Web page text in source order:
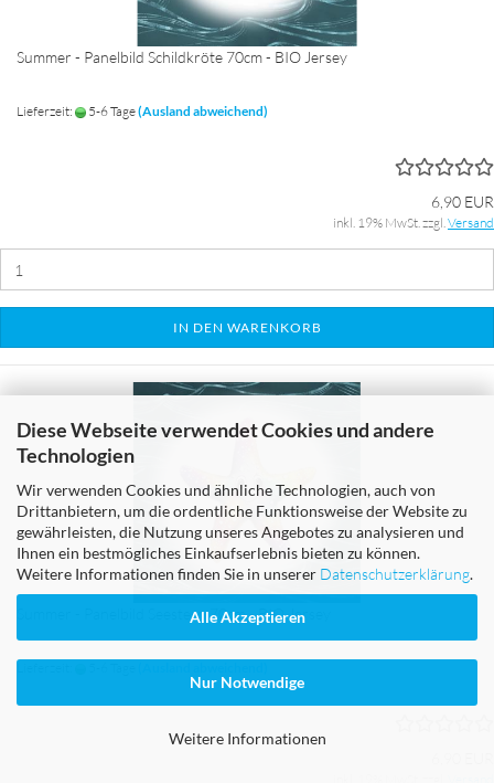
Diese Webseite verwendet Cookies und andere
Technologien
Wir verwenden Cookies und ähnliche Technologien, auch von
Drittanbietern, um die ordentliche Funktionsweise der Website zu
gewährleisten, die Nutzung unseres Angebotes zu analysieren und
Ihnen ein bestmögliches Einkaufserlebnis bieten zu können.
Weitere Informationen finden Sie in unserer Datenschutzerklärung.
Alle Akzeptieren
Nur Notwendige
Weitere Informationen
Summer - Panelbild Schildkröte 70cm - BIO Jersey
Lieferzeit: 5-6 Tage(Ausland abweichend)
6,90 EUR
inkl. 19% MwSt. zzgl.Versand
IN DEN WARENKORB
Summer - Panelbild Seestern 70cm - BIO Jersey